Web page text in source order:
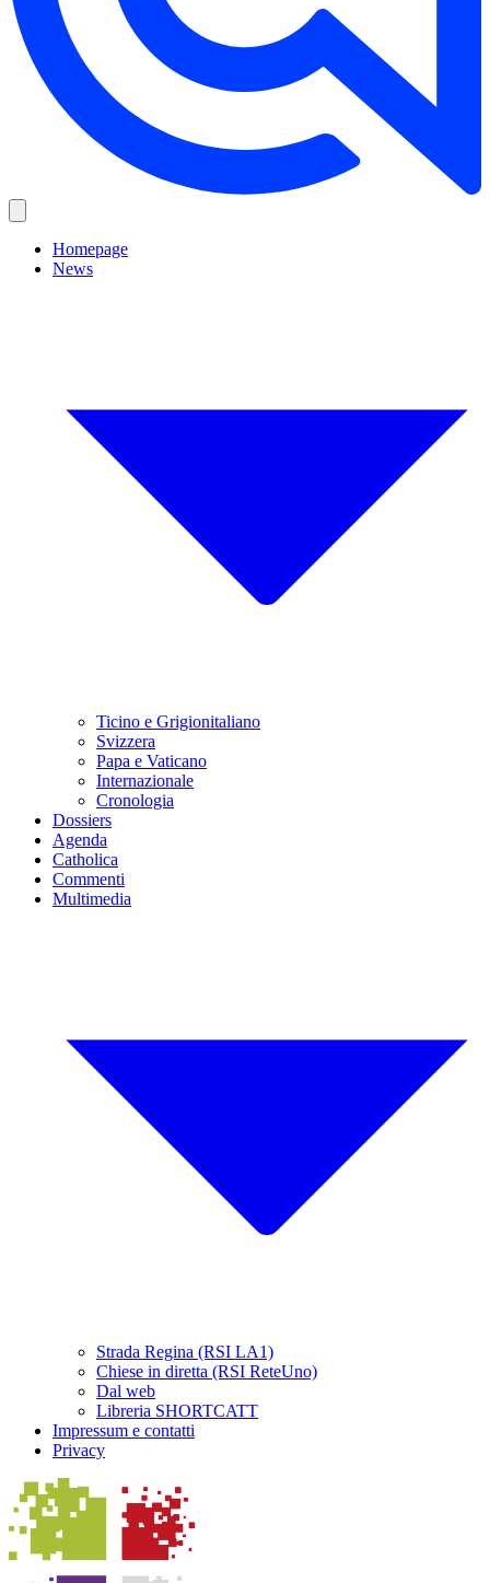
Homepage
News
Ticino e Grigionitaliano
Svizzera
Papa e Vaticano
Internazionale
Cronologia
Dossiers
Agenda
Catholica
Commenti
Multimedia
Strada Regina (RSI LA1)
Chiese in diretta (RSI ReteUno)
Dal web
Libreria SHORTCATT
Impressum e contatti
Privacy